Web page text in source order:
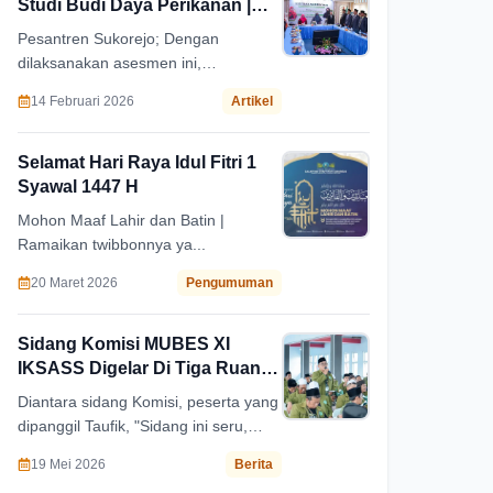
Studi Budi Daya Perikanan |
Universitas Ibrahimy
Pesantren Sukorejo; Dengan
dilaksanakan asesmen ini,
UNIB Sukorejo mampu terus
meningkatkan kualitas akademik, tata
kelola, serta daya saing institusi
secara berkelanjutan.
14 Februari 2026 Artikel
Selamat Hari Raya Idul Fitri 1
Syawal 1447 H
Mohon Maaf Lahir dan Batin |
Ramaikan twibbonnya ya...
20 Maret 2026 Pengumuman
Sidang Komisi MUBES XI
IKSASS Digelar Di Tiga Ruang
Berbeda
Diantara sidang Komisi, peserta yang
dipanggil Taufik, "Sidang ini seru,
benar bersidang", ungkapnya
19 Mei 2026 Berita